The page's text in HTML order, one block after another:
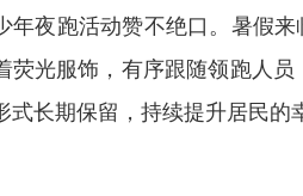
年夜跑活动赞不绝口。暑假
荧光服饰，有序跟随领跑人
式长期保留，持续提升居民的